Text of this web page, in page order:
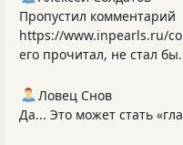
Пропустил комментарий
https://www.inpearls.ru/
его прочитал, не стал
Ловец Снов
Да... Это может стать